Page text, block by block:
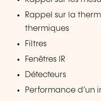
Rappel sur la
thermiques
Filtres
Fenêtres IR
Détecteurs
Performance d’un